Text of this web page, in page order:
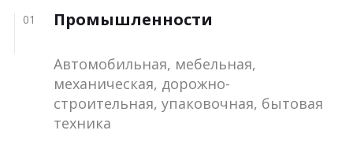
01 Промышленности
Автомобильная, мебельная,
механическая, дорожно-
строительная, упаковочная, бытовая
техника